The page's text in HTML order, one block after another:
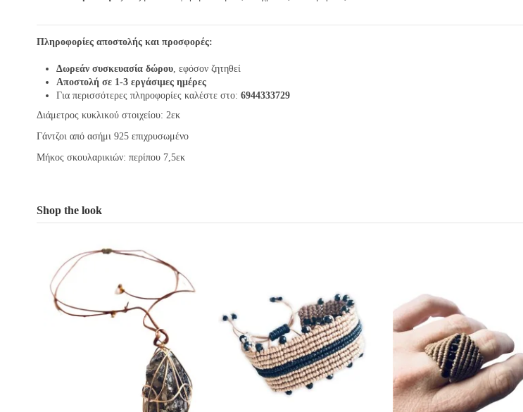
Πληροφορίες αποστολής και προσφορές:
Δωρεάν συσκευασία δώρου, εφόσον ζητηθεί
Αποστολή σε 1-3 εργάσιμες ημέρες
Για περισσότερες πληροφορίες καλέστε στο: 6944333729
Διάμετρος κυκλικού στοιχείου: 2εκ
Γάντζοι από ασήμι 925 επιχρυσωμένο
Μήκος σκουλαρικιών: περίπου 7,5εκ
Shop the look